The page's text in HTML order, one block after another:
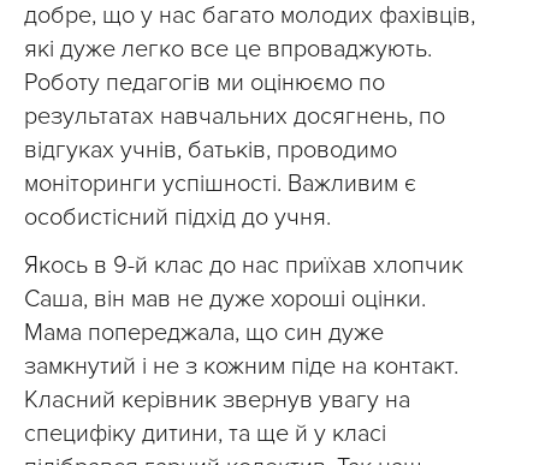
добре, що у нас багато молодих фахівців,
які дуже легко все це впроваджують.
Роботу педагогів ми оцінюємо по
результатах навчальних досягнень, по
відгуках учнів, батьків, проводимо
моніторинги успішності. Важливим є
особистісний підхід до учня.
Якось в 9-й клас до нас приїхав хлопчик
Саша, він мав не дуже хороші оцінки.
Мама попереджала, що син дуже
замкнутий і не з кожним піде на контакт.
Класний керівник звернув увагу на
специфіку дитини, та ще й у класі